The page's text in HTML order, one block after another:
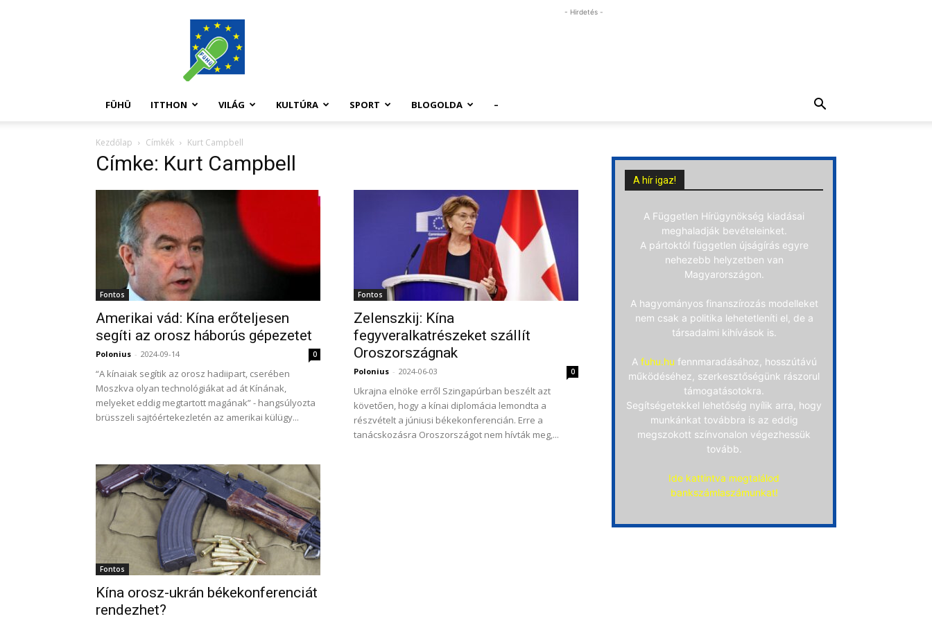
FüHü
- Hirdetés -
FÜHÜ ITTHON VILÁG KULTÚRA SPORT BLOGOLDA –
Kezdőlap Címkék Kurt Campbell
Címke: Kurt Campbell
Fontos
Amerikai vád: Kína erőteljesen
segíti az orosz háborús gépezetet
Polonius - 2024-09-14 0
“A kínaiak segítik az orosz hadiipart, cserében
Moszkva olyan technológiákat ad át Kínának,
melyeket eddig megtartott magának” - hangsúlyozta
brüsszeli sajtóértekezletén az amerikai külügy...
Fontos
Zelenszkij: Kína
fegyveralkatrészeket szállít
Oroszországnak
Polonius - 2024-06-03 0
Ukrajna elnöke erről Szingapúrban beszélt azt
követően, hogy a kínai diplomácia lemondta a
részvételt a júniusi békekonferencián. Erre a
tanácskozásra Oroszországot nem hívták meg,...
Fontos
Kína orosz-ukrán békekonferenciát
rendezhet?
A hír igaz!
A Független Hírügynökség kiadásai
meghaladják bevételeinket.
A pártoktól független újságírás egyre
nehezebb helyzetben van
Magyarországon.
A hagyományos finanszírozás modelleket
nem csak a politika lehetetleníti el, de a
társadalmi kihívások is.
A fuhu.hu fennmaradásához, hosszútávú
működéséhez, szerkesztőségünk rászorul
támogatásotokra.
Segítségetekkel lehetőség nyílik arra, hogy
munkánkat továbbra is az eddig
megszokott színvonalon végezhessük
tovább.
Ide kattintva megtalálod
bankszámlaszámunkat!